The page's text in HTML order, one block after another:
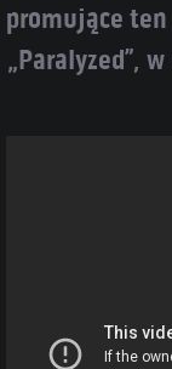
promujące
„Paralyzed”,